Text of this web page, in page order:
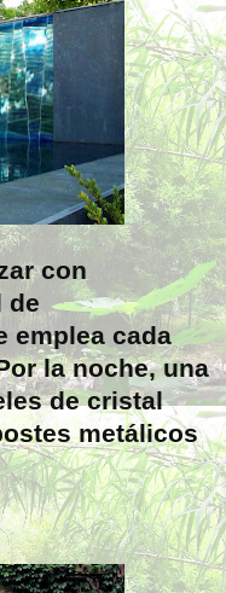
con
de
emplea cada
la noche, una
de cristal
metálicos